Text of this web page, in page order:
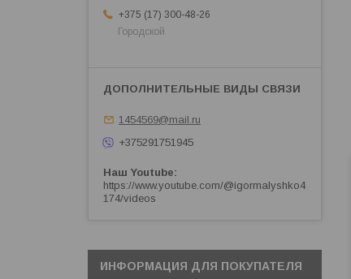
+375 (17) 300-48-26
Городской
1454569@mail.ru
+375291751945
Наш Youtube
https://www.youtube.com/@igormalyshko4
174/videos
ИНФОРМАЦИЯ ДЛЯ ПОКУПАТЕЛЯ